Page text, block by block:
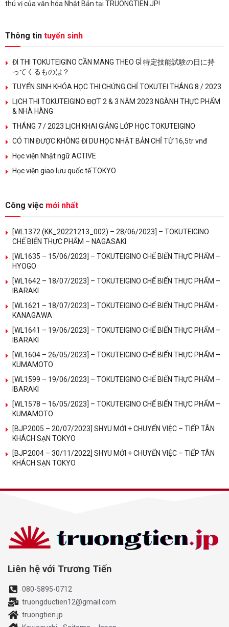
thú vị của văn hóa Nhật Bản tại TRUONGTIEN.JP!
Thông tin tuyển sinh
ĐI THI TOKUTEIGINO CẦN MANG THEO GÌ 特定技能試験の日に持
ってくるものは？
TUYỂN SINH KHÓA HỌC THI CHỨNG CHỈ TOKUTEI THÁNG 8 / 2023
LỊCH THI TOKUTEIGINO ĐỢT 2 & 3 NĂM 2023 NGÀNH THỰC PHẨM
& NHÀ HÀNG
THÁNG 7 / 2023 LỊCH KHAI GIẢNG LỚP HỌC TOKUTEIGINO
CÓ TIN ĐƯỢC KHÔNG ĐI DU HỌC NHẬT BẢN CHỈ TỪ 16,5tr vnđ
Học viện Nhật ngữ ACTIVE
Học viện giao lưu quốc tế TOKYO
Công việc mới nhất
[WL1372 (KK_20221213_002) – 28/06/2023] – TOKUTEIGINO
CHẾ BIẾN THỰC PHẨM – NAGASAKI
[WL1635 – 15/06/2023] – TOKUTEIGINO CHẾ BIẾN THỰC PHẨM –
HYOGO
[WL1642 – 18/07/2023] – TOKUTEIGINO CHẾ BIẾN THỰC PHẨM –
IBARAKI
[WL1621 – 18/07/2023] – TOKUTEIGINO CHẾ BIẾN THỰC PHẨM -
KANAGAWA
[WL1641 – 19/06/2023] – TOKUTEIGINO CHẾ BIẾN THỰC PHẨM –
IBARAKI
[WL1604 – 26/05/2023] – TOKUTEIGINO CHẾ BIẾN THỰC PHẨM –
KUMAMOTO
[WL1599 – 19/06/2023] – TOKUTEIGINO CHẾ BIẾN THỰC PHẨM –
IBARAKI
[WL1578 – 16/05/2023] – TOKUTEIGINO CHẾ BIẾN THỰC PHẨM –
KUMAMOTO
[BJP2005 – 20/07/2023] SHYU MỚI + CHUYỂN VIỆC – TIẾP TÂN
KHÁCH SẠN TOKYO
[BJP2004 – 30/11/2022] SHYU MỚI + CHUYỂN VIỆC – TIẾP TÂN
KHÁCH SẠN TOKYO
Liên hệ với Trương Tiến
080-5895-0712
truongductien12@gmail.com
truongtien.jp